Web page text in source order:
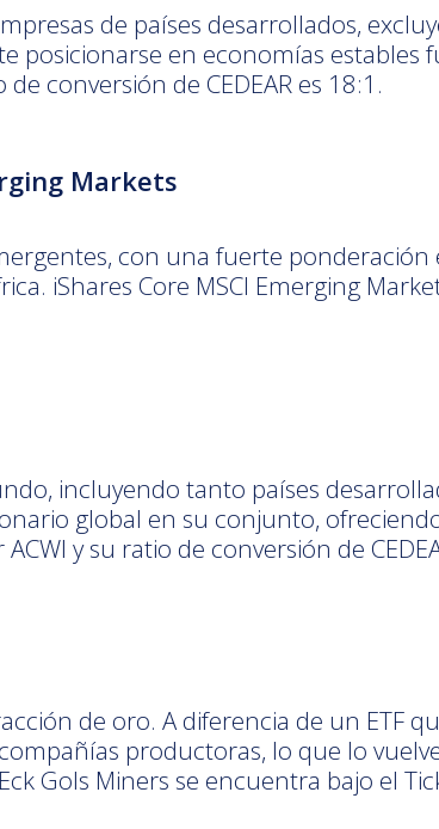
de países desarrollados,
posicionarse en economías estables
conversión de CEDEAR es 18:1.
Markets
con una fuerte ponderación
iShares Core MSCI Emerging
incluyendo tanto países
global en su conjunto,
y su ratio de conversión de
de oro. A diferencia de un ETF
productoras, lo que lo
Gols Miners se encuentra bajo el